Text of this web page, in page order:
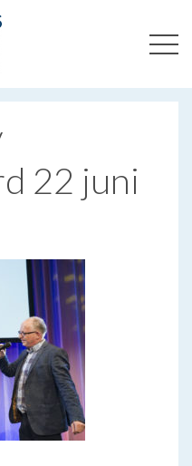
22 juni